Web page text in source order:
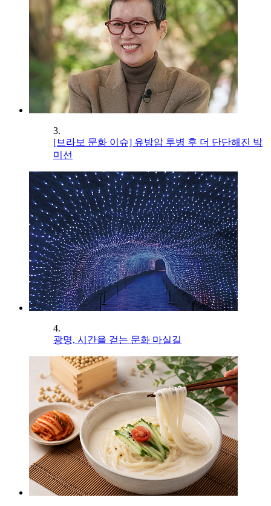
3.
[브라보 문화 이슈] 유방암 투병 후 더 단단해진 박
미선
4.
광명, 시간을 걷는 문화 마실길